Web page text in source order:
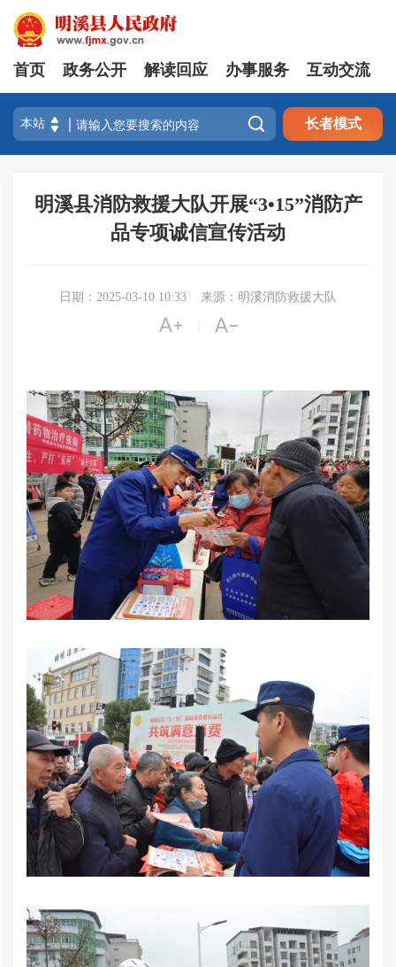
首页 政务公开 解读回应 办事服务 互动交流
 长者模式
明溪县消防救援大队开展“3•15”消防产
品专项诚信宣传活动
日期：2025-03-10 10:33 来源：明溪消防救援大队
 